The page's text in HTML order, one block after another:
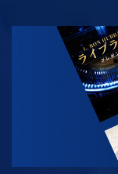
観る